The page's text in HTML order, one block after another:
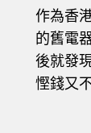
作為香
的舊電
後就發
慳錢又